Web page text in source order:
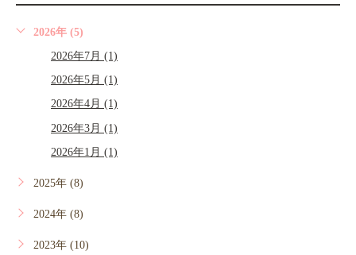
2026年 (5)
2026年7月 (1)
2026年5月 (1)
2026年4月 (1)
2026年3月 (1)
2026年1月 (1)
2025年 (8)
2024年 (8)
2023年 (10)